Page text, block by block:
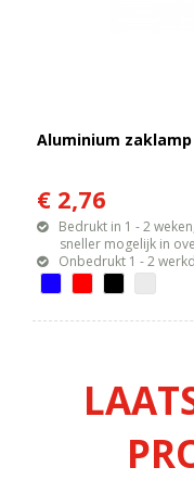
Aluminium zaklamp
€ 2,76
Bedrukt in 1 - 2 weken,
sneller mogelijk in
Onbedrukt 1 - 2